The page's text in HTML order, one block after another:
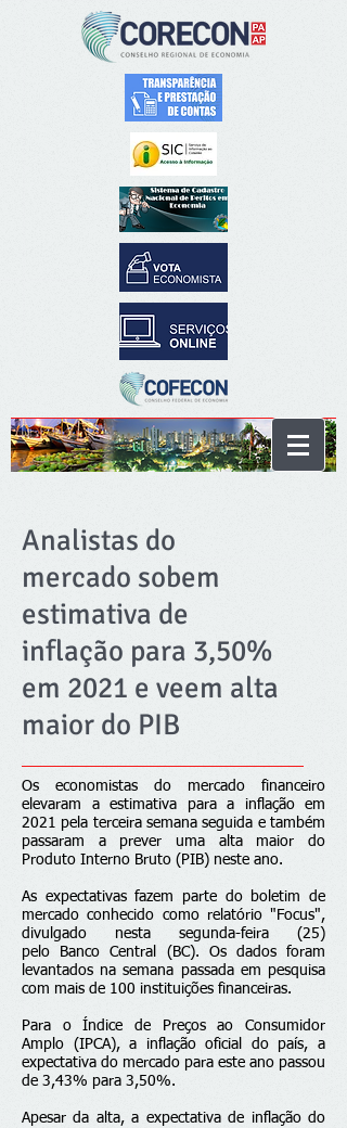
Analistas do
mercado sobem
estimativa de
inflação para 3,50%
em 2021 e veem alta
maior do PIB
Os economistas do mercado financeiro
elevaram a estimativa para a inflação em
2021 pela terceira semana seguida e também
passaram a prever uma alta maior do
Produto Interno Bruto (PIB) neste ano.
As expectativas fazem parte do boletim de
mercado conhecido como relatório "Focus",
divulgado nesta segunda-feira (25)
pelo Banco Central (BC). Os dados foram
levantados na semana passada em pesquisa
com mais de 100 instituições financeiras.
Para o Índice de Preços ao Consumidor
Amplo (IPCA), a inflação oficial do país, a
expectativa do mercado para este ano passou
de 3,43% para 3,50%.
Apesar da alta, a expectativa de inflação do